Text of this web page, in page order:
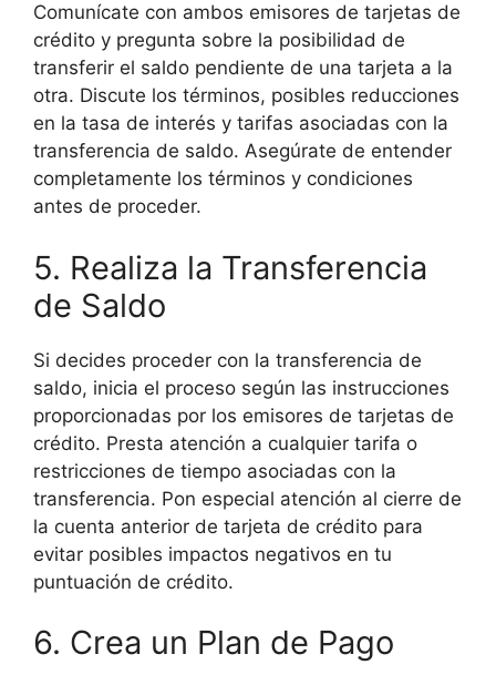
Comunícate con ambos emisores de tarjetas de
crédito y pregunta sobre la posibilidad de
transferir el saldo pendiente de una tarjeta a la
otra. Discute los términos, posibles reducciones
en la tasa de interés y tarifas asociadas con la
transferencia de saldo. Asegúrate de entender
completamente los términos y condiciones
antes de proceder.
5. Realiza la Transferencia
de Saldo
Si decides proceder con la transferencia de
saldo, inicia el proceso según las instrucciones
proporcionadas por los emisores de tarjetas de
crédito. Presta atención a cualquier tarifa o
restricciones de tiempo asociadas con la
transferencia. Pon especial atención al cierre de
la cuenta anterior de tarjeta de crédito para
evitar posibles impactos negativos en tu
puntuación de crédito.
6. Crea un Plan de Pago